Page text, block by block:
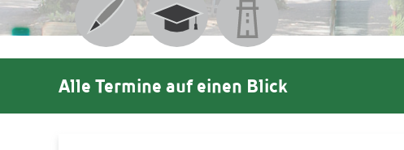
Alle Termine auf einen Blick